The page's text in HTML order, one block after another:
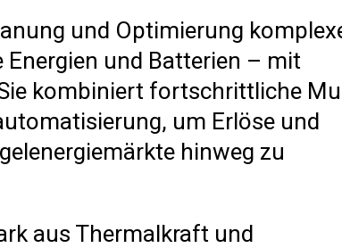
und Optimierung
und Batterien – mit
kombiniert fortschrittliche
um Erlöse und
hinweg zu
aus Thermalkraft und